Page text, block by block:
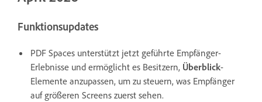
Funktionsupdates
PDF Spaces unterstützt jetzt geführte Empfänger-
Erlebnisse und ermöglicht es Besitzern, Überblick-
Elemente anzupassen, um zu steuern, was Empfänger
auf größeren Screens zuerst sehen.